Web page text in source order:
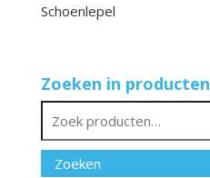
Schoenlepel
Zoeken in producten
Zoeken
naar:
Zoeken